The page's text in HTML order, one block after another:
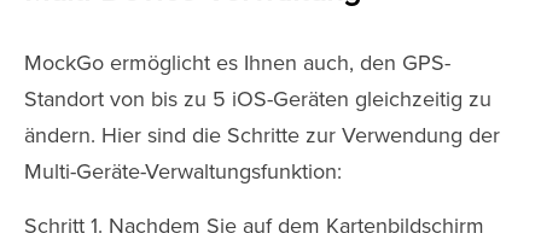
MockGo ermöglicht es Ihnen auch, den GPS-
Standort von bis zu 5 iOS-Geräten gleichzeitig zu
ändern. Hier sind die Schritte zur Verwendung der
Multi-Geräte-Verwaltungsfunktion:
Schritt 1. Nachdem Sie auf dem Kartenbildschirm